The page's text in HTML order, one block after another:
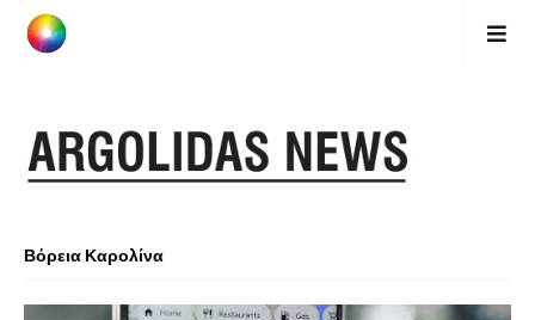
Βόρεια Καρολίνα